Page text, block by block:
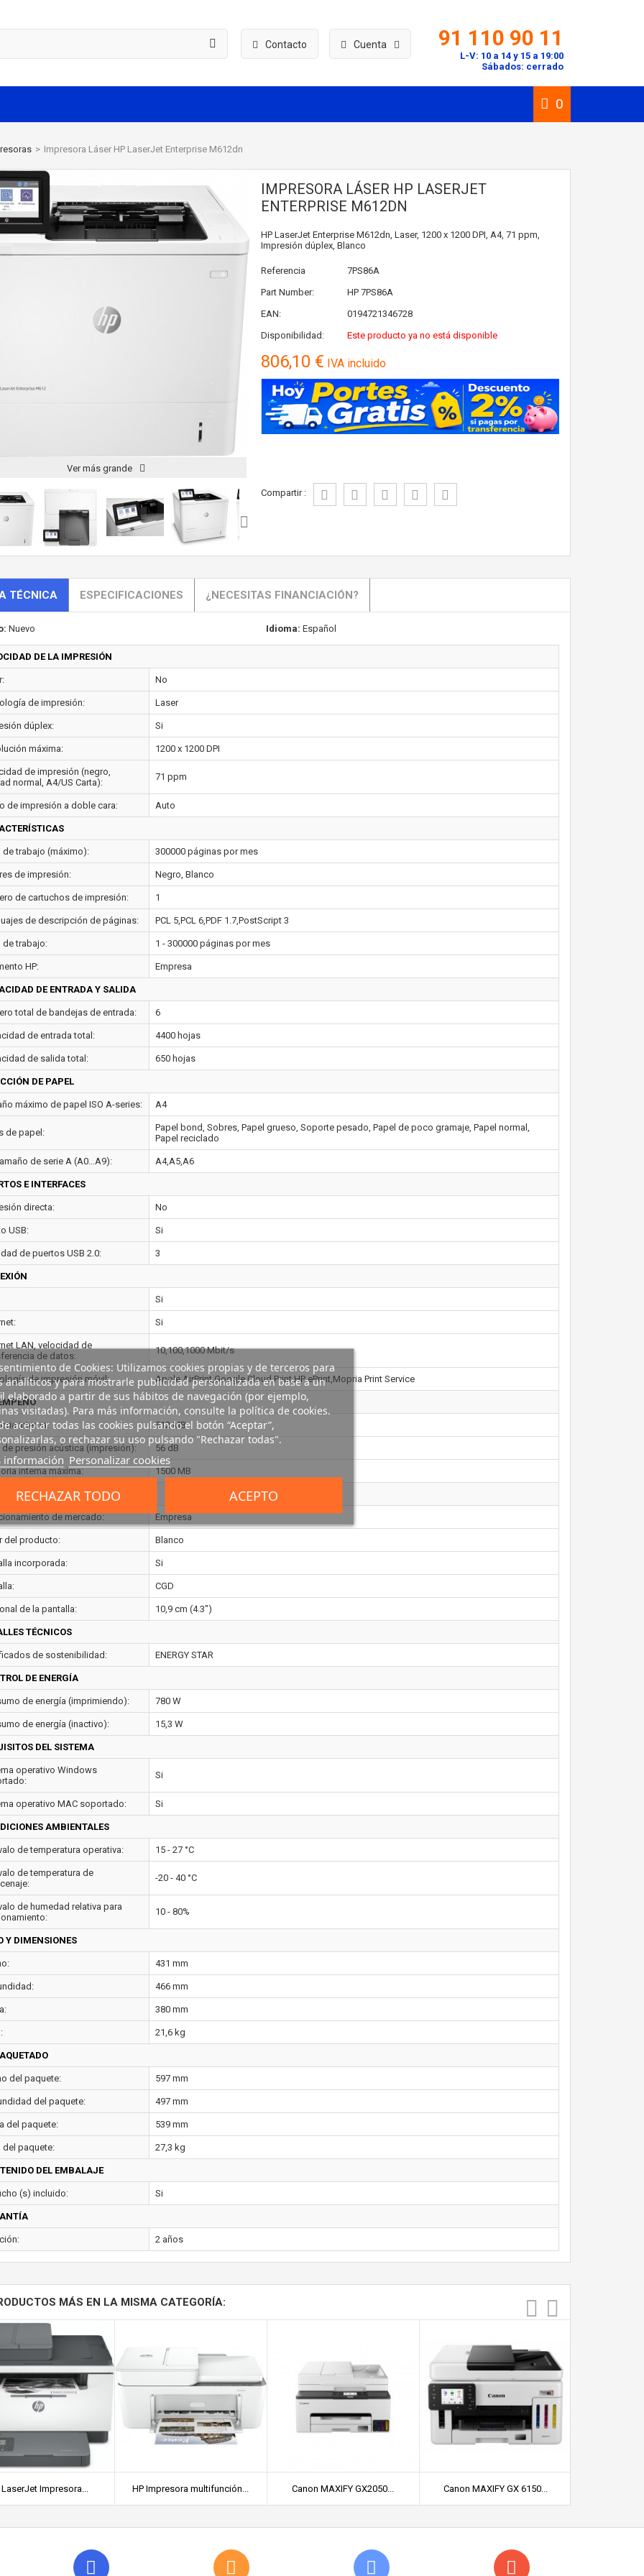
Cuenta
Contacto 91 110 90 11
L-V: 10 a 14 y 15 a 19:00
Sábados: cerrado
0
> Impresora Láser HP LaserJet Enterprise M612dn
Ver más grande
IMPRESORA LÁSER HP LASERJET
ENTERPRISE M612DN
HP LaserJet Enterprise M612dn, Laser, 1200 x 1200 DPI, A4, 71 ppm,
Impresión dúplex, Blanco
Referencia
7PS86A
Part Number:
HP 7PS86A
EAN:
0194721346728
Disponibilidad:
Este producto ya no está disponible
806,10 € IVA incluido
Compartir :
TÉCNICA ESPECIFICACIONES ¿NECESITAS FINANCIACIÓN?
Nuevo Idioma: Español
DE LA IMPRESIÓN
No
de impresión: Laser
dúplex: Si
máxima: 1200 x 1200 DPI
de impresión (negro,
normal, A4/US Carta):
71 ppm
de impresión a doble cara: Auto
de trabajo (máximo): 300000 páginas por mes
de impresión: Negro, Blanco
de cartuchos de impresión: 1
de descripción de páginas: PCL 5,PCL 6,PDF 1.7,PostScript 3
de trabajo: 1 - 300000 páginas por mes
HP: Empresa
DE ENTRADA Y SALIDA
total de bandejas de entrada: 6
de entrada total: 4400 hojas
de salida total: 650 hojas
DE PAPEL
máximo de papel ISO A-series: A4
de papel:
Papel bond, Sobres, Papel grueso, Soporte pesado, Papel de poco gramaje, Papel normal,
Papel reciclado
de serie A (A0...A9): A4,A5,A6
E INTERFACES
directa: No
USB: Si
de puertos USB 2.0: 3
Si
Si
LAN, velocidad de
de datos:
10,100,1000 Mbit/s
de impresión móvil: Apple AirPrint,Google Cloud Print,HP ePrint,Mopria Print Service
interna: 512 MB
de presión acústica (impresión): 56 dB
interna máxima: 1500 MB
de mercado: Empresa
del producto: Blanco
incorporada: Si
CGD
de la pantalla: 10,9 cm (4.3")
TÉCNICOS
de sostenibilidad: ENERGY STAR
DE ENERGÍA
de energía (imprimiendo): 780 W
de energía (inactivo): 15,3 W
DEL SISTEMA
operativo Windows
Si
operativo MAC soportado: Si
AMBIENTALES
de temperatura operativa: 15 - 27 °C
de temperatura de
-20 - 40 °C
de humedad relativa para
10 - 80%
Y DIMENSIONES
431 mm
466 mm
380 mm
21,6 kg
del paquete: 597 mm
del paquete: 497 mm
del paquete: 539 mm
del paquete: 27,3 kg
DEL EMBALAJE
(s) incluido: Si
2 años
MÁS EN LA MISMA CATEGORÍA:
LaserJet Impresora... HP Impresora multifunción... Canon MAXIFY GX2050... Canon MAXIFY GX 6150...
de Cookies: Utilizamos cookies propias y de terceros para
analíticos y para mostrarle publicidad personalizada en base a un
elaborado a partir de sus hábitos de navegación (por ejemplo,
visitadas). Para más información, consulte la política de cookies.
aceptar todas las cookies pulsando el botón “Aceptar”,
o rechazar su uso pulsando "Rechazar todas".
información Personalizar cookies
RECHAZAR TODO ACEPTO